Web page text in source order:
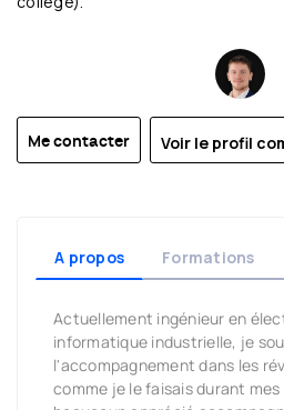
Me contacter Voir le profil
A propos Formations
Actuellement ingénieur en
informatique industrielle, je
l'accompagnement dans les
comme je le faisais durant